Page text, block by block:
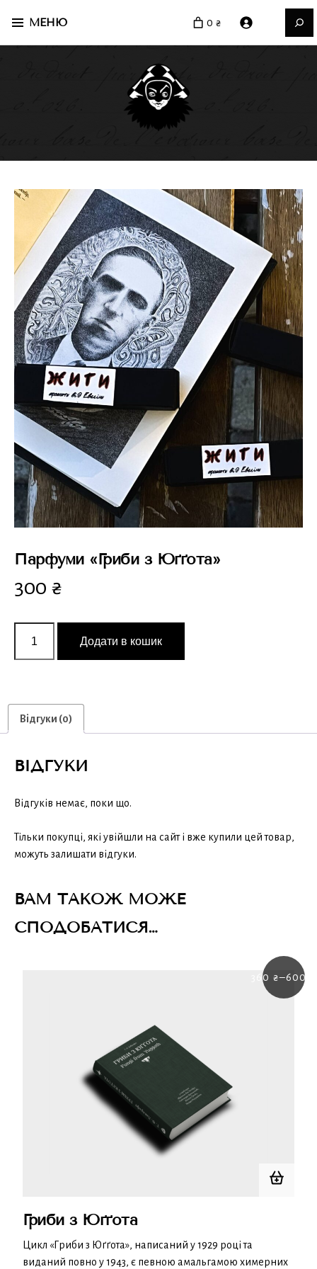
МЕНЮ
Пошук
0 ₴
Видавництво Руслана
Халікова
Парфуми «Гриби з Юґґота»
300 ₴
Парфуми
«Гриби
з
Додати в кошик
Відгуки (0)
ВІДГУКИ
Відгуків немає, поки що.
Тільки покупці, які увійшли на сайт і вже купили цей товар,
можуть залишати відгуки.
ВАМ ТАКОЖ МОЖЕ
СПОДОБАТИСЯ…
360 ₴–600
Price
Гриби з Юґґота
Цикл «Гриби з Юґґота», написаний у 1929 році та
виданий повно у 1943, є певною амальгамою химерних